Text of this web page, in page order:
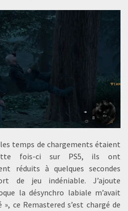
temps de chargements étaient
fois-ci sur PS5, ils ont
réduits à quelques secondes
de jeu indéniable. J’ajoute
la désynchro labiale m’avait
ce Remastered s’est chargé de